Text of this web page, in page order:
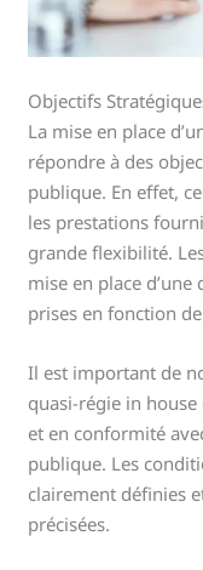
Objectifs
La mise en place
répondre à des
publique. En effet,
les prestations
grande flexibilité.
mise en place
prises en fonction
Il est important de
quasi-régie in
et en conformité
publique. Les
clairement définies
précisées.